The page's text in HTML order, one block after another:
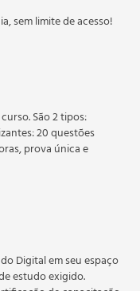
dos Linfonodos
químicos e
Hipotireoidismo,
sem limite de acesso!
São 2 tipos:
20 questões
prova única e
objetivas, as quais
a todo o
feitos dentro do
para a conclusão e
caso de reprovação,
Digital em seu espaço
estudo exigido.